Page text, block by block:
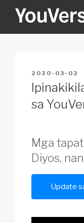
POSTED
ON
2020-03-02
sa
Mga
Diyos,
Update